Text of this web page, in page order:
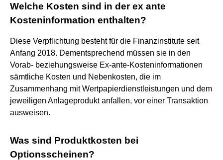
Welche Kosten sind in der ex ante
Kosteninformation enthalten?
Diese Verpflichtung besteht für die Finanzinstitute seit
Anfang 2018. Dementsprechend müssen sie in den
Vorab- beziehungsweise Ex-ante-Kosteninformationen
sämtliche Kosten und Nebenkosten, die im
Zusammenhang mit Wertpapierdienstleistungen und dem
jeweiligen Anlageprodukt anfallen, vor einer Transaktion
ausweisen.
Was sind Produktkosten bei
Optionsscheinen?